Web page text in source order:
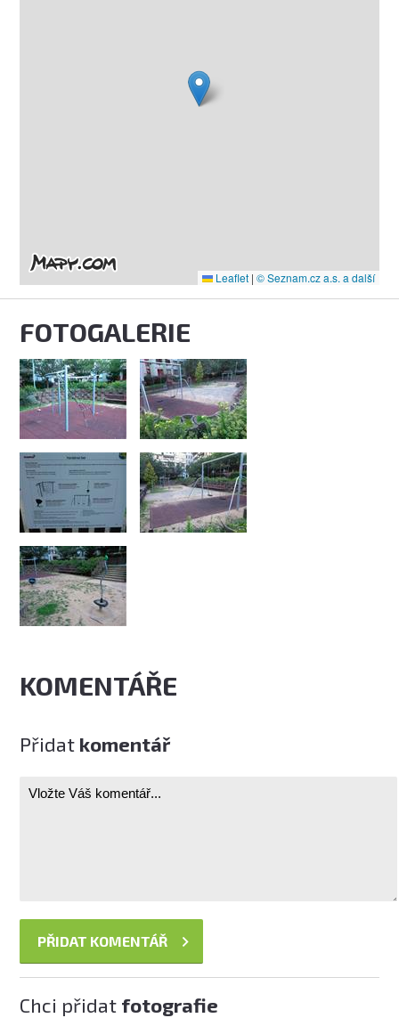
Leaflet | © Seznam.cz a.s. a další
FOTOGALERIE
KOMENTÁŘE
Přidat komentář
Chci přidat fotografie